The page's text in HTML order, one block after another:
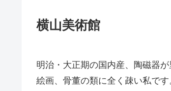
横山美術館
明治・大正期の国内産、陶磁器が
絵画、骨董の類に全く疎い私です